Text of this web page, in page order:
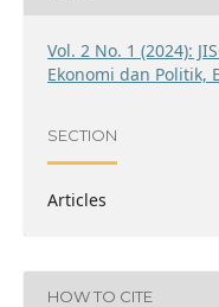
Vol. 2 No. 1 (2024):
Ekonomi dan Politik,
SECTION
Articles
HOW TO CITE